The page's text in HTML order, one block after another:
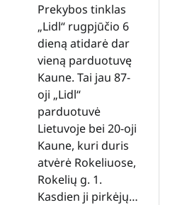
Prekybos tinklas
„Lidl“ rugpjūčio 6
dieną atidarė dar
vieną parduotuvę
Kaune. Tai jau 87-
oji „Lidl“
parduotuvė
Lietuvoje bei 20-oji
Kaune, kuri duris
atvėrė Rokeliuose,
Rokelių g. 1.
Kasdien ji pirkėjų…